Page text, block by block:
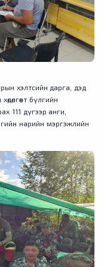
хэлтсийн дарга, дэд
бүлгийн
111 дүгээр анги,
нарийн мэргэжлийн